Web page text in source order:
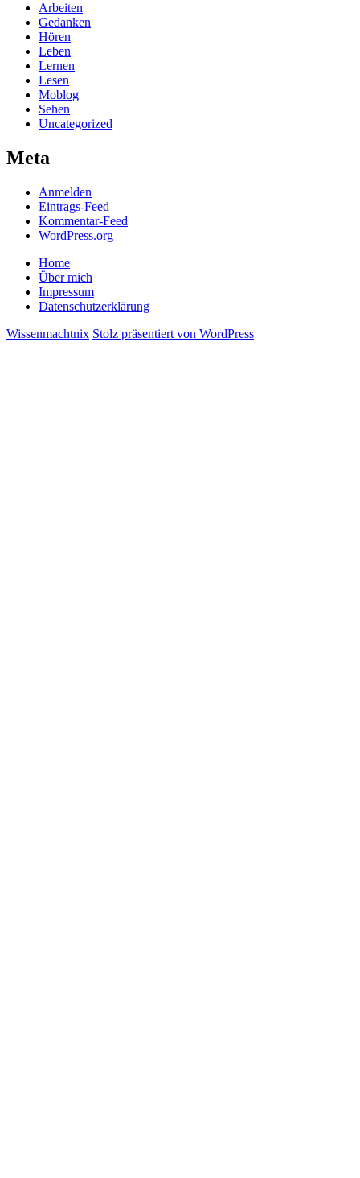
Arbeiten
Gedanken
Hören
Leben
Lernen
Lesen
Moblog
Sehen
Uncategorized
Meta
Anmelden
Eintrags-Feed
Kommentar-Feed
WordPress.org
Home
Über mich
Impressum
Datenschutzerklärung
Wissenmachtnix Stolz präsentiert von WordPress